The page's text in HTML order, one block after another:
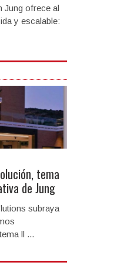
Jung ofrece al
y escalable:
tema
de Jung
subraya
ll ...